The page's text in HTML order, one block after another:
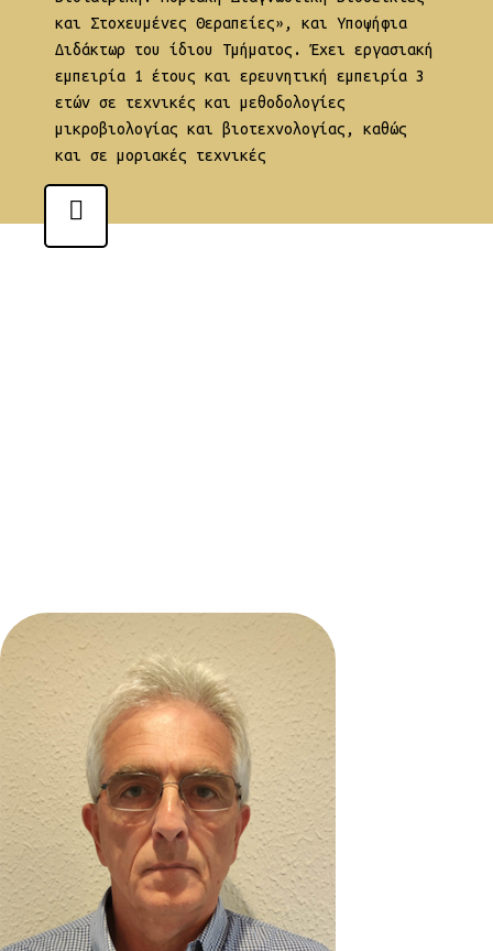
και Στοχευμένες Θεραπείες», και Υποψήφια
Διδάκτωρ του ίδιου Τμήματος. Έχει εργασιακή
εμπειρία 1 έτους και ερευνητική εμπειρία 3
ετών σε τεχνικές και μεθοδολογίες
μικροβιολογίας και βιοτεχνολογίας, καθώς
και σε μοριακές τεχνικές